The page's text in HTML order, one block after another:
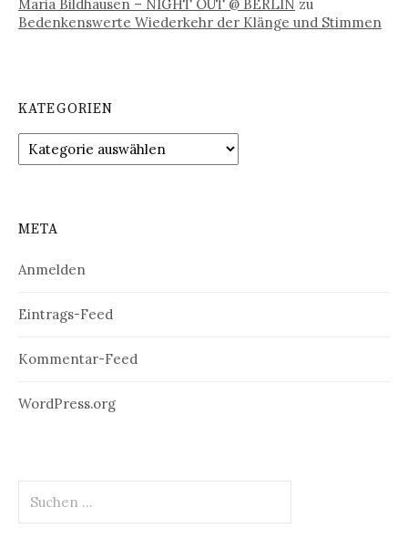
Maria Bildhausen – NIGHT OUT @ BERLIN zu
Bedenkenswerte Wiederkehr der Klänge und Stimmen
KATEGORIEN
Kategorien
META
Anmelden
Eintrags-Feed
Kommentar-Feed
WordPress.org
nach: